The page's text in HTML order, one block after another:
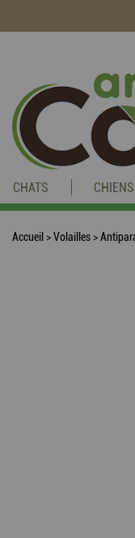
CHATS CHIENS
Accueil >Volailles>